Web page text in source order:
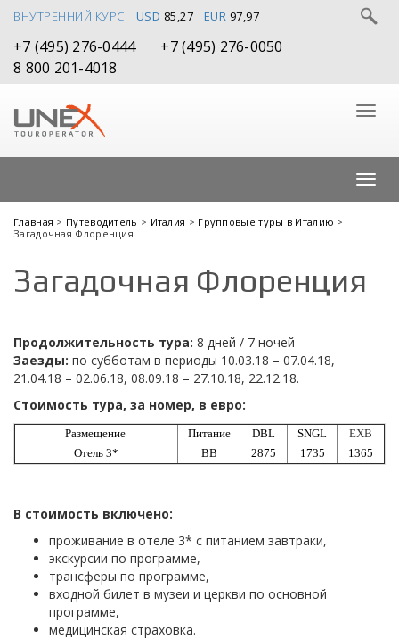
ВНУТРЕННИЙ КУРС USD 85,27 EUR 97,97
+7 (495) 276-0444
+7 (495) 276-0050
8 800 201-4018
Главная > Путеводитель > Италия > Групповые туры в Италию >
Загадочная Флоренция
Загадочная Флоренция
Продолжительность тура: 8 дней / 7 ночей
Заезды: по субботам в периоды 10.03.18 – 07.04.18,
21.04.18 – 02.06.18, 08.09.18 – 27.10.18, 22.12.18.
Стоимость тура, за номер, в евро:
Размещение Питание DBL SNGL
EXB
Отель 3*
BB 2875 1735 1365
В стоимость включено:
проживание в отеле 3* с питанием завтраки,
экскурсии по программе,
трансферы по программе,
входной билет в музеи и церкви по основной
программе,
медицинская страховка.